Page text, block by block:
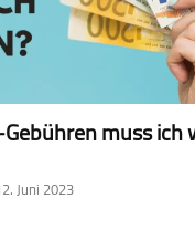
muss ich
Juni 2023